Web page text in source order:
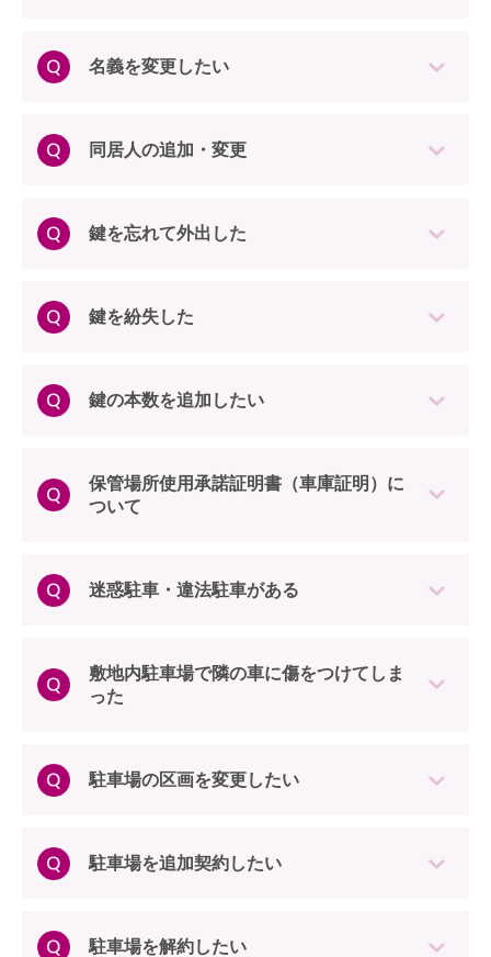
名義を変更したい
同居人の追加・変更
鍵を忘れて外出した
鍵を紛失した
鍵の本数を追加したい
保管場所使用承諾証明書（車庫証明）に
ついて
迷惑駐車・違法駐車がある
敷地内駐車場で隣の車に傷をつけてしま
った
駐車場の区画を変更したい
駐車場を追加契約したい
駐車場を解約したい